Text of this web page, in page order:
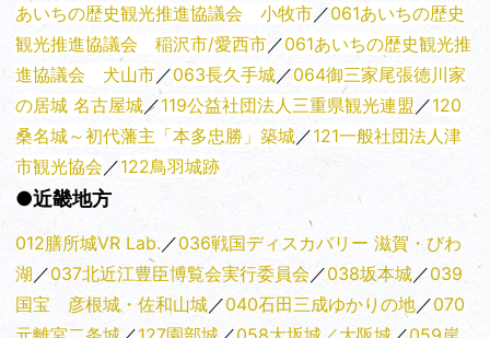
あいちの歴史観光推進協議会 小牧市／061あいちの歴史
観光推進協議会 稲沢市/愛西市／061あいちの歴史観光推
進協議会 犬山市／063長久手城／064御三家尾張徳川家
の居城 名古屋城／119公益社団法人三重県観光連盟 ／120
桑名城～初代藩主「本多忠勝」築城／121一般社団法人津
市観光協会 ／122鳥羽城跡
●近畿地方
012膳所城VR Lab. ／036戦国ディスカバリー 滋賀・びわ
湖 ／037北近江豊臣博覧会実行委員会 ／038坂本城／039
国宝 彦根城・佐和山城／040石田三成ゆかりの地／070